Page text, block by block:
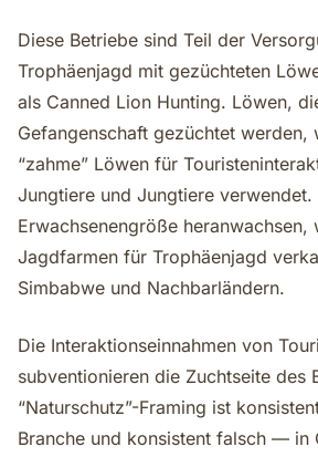
Diese Betriebe sind Teil der
Trophäenjagd mit gezüchteten
als Canned Lion Hunting. Löwen,
Gefangenschaft gezüchtet werden,
“zahme” Löwen für
Jungtiere und Jungtiere verwendet.
Erwachsenengröße heranwachsen,
Jagdfarmen für Trophäenjagd
Simbabwe und Nachbarländern.
Die Interaktionseinnahmen von
subventionieren die Zuchtseite des
“Naturschutz”-Framing ist
Branche und konsistent falsch — in